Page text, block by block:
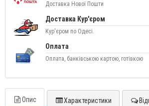
Доставка Нової Пошти
Доставка Кур'єром
Кур'єром по Одесі.
Оплата
Оплата, банківською картою, готівкою
Опис Характеристики